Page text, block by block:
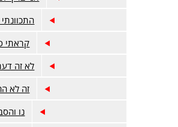
קראתי
לא זה
זה לא
נו